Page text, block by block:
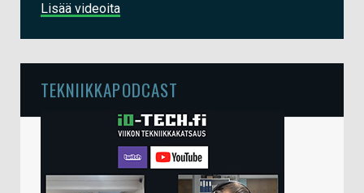
Lisää videoita
TEKNIIKKAPODCAST